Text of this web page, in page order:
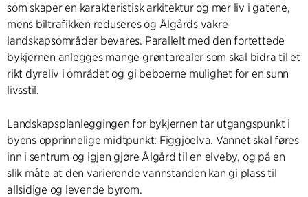
som skaper en karakteristisk arkitektur og mer liv i gatene,
mens biltrafikken reduseres og Ålgårds vakre
landskapsområder bevares. Parallelt med den fortettede
bykjernen anlegges mange grøntarealer som skal bidra til et
rikt dyreliv i området og gi beboerne mulighet for en sunn
livsstil.
Landskapsplanleggingen for bykjernen tar utgangspunkt i
byens opprinnelige midtpunkt: Figgjoelva. Vannet skal føres
inn i sentrum og igjen gjøre Ålgård til en elveby, og på en
slik måte at den varierende vannstanden kan gi plass til
allsidige og levende byrom.